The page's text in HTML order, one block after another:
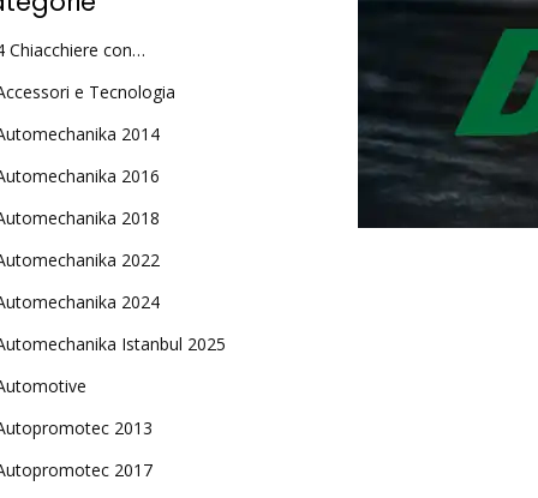
Chiacchiere con…
e Tecnologia
2014
2016
2018
2022
2024
Istanbul 2025
2013
2017